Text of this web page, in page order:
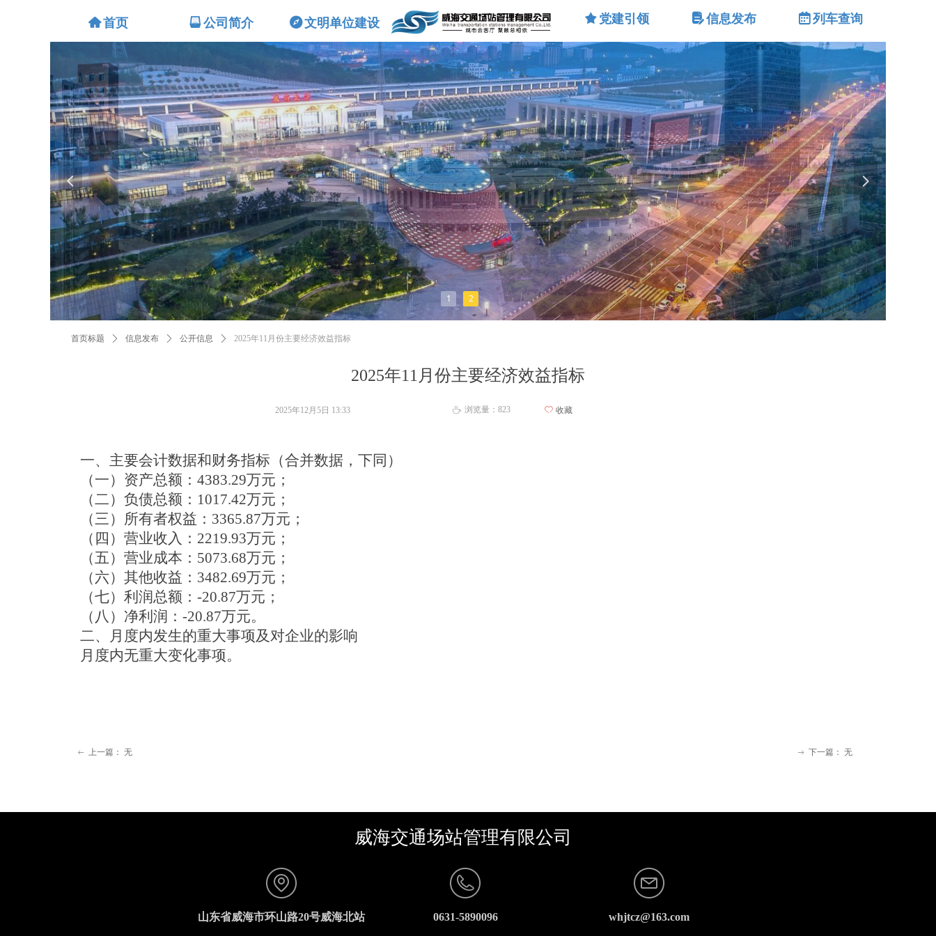
낀首页 뀣公司简介 뀶文明单位建设 끄 党建引领 넖信息发布 녀列车查询
1 2
넳 넲
2025年11月份主要经济效益指标
首页标题 ꄲ 信息发布 ꄲ 公开信息 ꄲ 2025年11月份主要经济效益指标
一、主要会计数据和财务指标（合并数据，下同）
（一）资产总额： 4383.29万元；
（二）负债总额： 1017.42万元；
（三）所有者权益： 3365.87万元；
（四）营业收入： 2219.93万元；
（五）营业成本： 5073.68万元；
（六）其他收益： 3482.69万元；
（七）利润总额： -20.87万元；
（八）净利润： -20.87万元。
二、月度内发生的重大事项及对企业的影响
月度内无重大变化事项。
2025年12月5日 13:33 ꄘ 浏览量： 823 ꄀ 收藏
ꂃ 上一篇： 无 ꁹ 下一篇： 无
威海交通场站管理有限公司
山东省威海市环山路20号威海北站 0631-5890096 whjtcz@163.com